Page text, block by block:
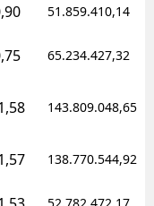
51.859.410,14
65.234.427,32
143.809.048,65
138.770.544,92
52.782.472,17